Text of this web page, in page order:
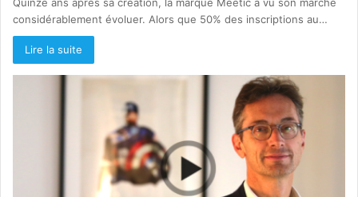
considérablement évoluer. Alors que 50% des inscriptions au…
Lire la suite